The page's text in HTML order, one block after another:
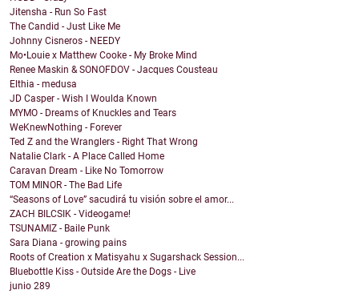
Jitensha - Run So Fast
The Candid - Just Like Me
Johnny Cisneros - NEEDY
Mo•Louie x Matthew Cooke - My Broke Mind
Renee Maskin & SONOFDOV - Jacques Cousteau
Elthia - medusa
JD Casper - Wish I Woulda Known
MYMO - Dreams of Knuckles and Tears
WeKnewNothing - Forever
Ted Z and the Wranglers - Right That Wrong
Natalie Clark - A Place Called Home
Caravan Dream - Like No Tomorrow
TOM MINOR - The Bad Life
“Seasons of Love” sacudirá tu visión sobre el amor...
ZACH BILCSIK - Videogame!
TSUNAMIZ - Baile Punk
Sara Diana - growing pains
Roots of Creation x Matisyahu x Sugarshack Session...
Bluebottle Kiss - Outside Are the Dogs - Live
junio 289